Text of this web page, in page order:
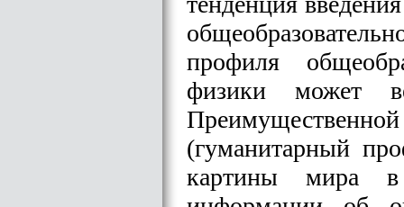
профиля
физики может
(гуманитарный
картины мира в